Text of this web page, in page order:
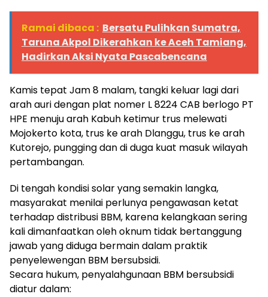
Ramai dibaca : Bersatu Pulihkan Sumatra,
Taruna Akpol Dikerahkan ke Aceh Tamiang,
Hadirkan Aksi Nyata Pascabencana
Kamis tepat Jam 8 malam, tangki keluar lagi dari
arah auri dengan plat nomer L 8224 CAB berlogo PT
HPE menuju arah Kabuh ketimur trus melewati
Mojokerto kota, trus ke arah Dlanggu, trus ke arah
Kutorejo, pungging dan di duga kuat masuk wilayah
pertambangan.
Di tengah kondisi solar yang semakin langka,
masyarakat menilai perlunya pengawasan ketat
terhadap distribusi BBM, karena kelangkaan sering
kali dimanfaatkan oleh oknum tidak bertanggung
jawab yang diduga bermain dalam praktik
penyelewengan BBM bersubsidi.
Secara hukum, penyalahgunaan BBM bersubsidi
diatur dalam: